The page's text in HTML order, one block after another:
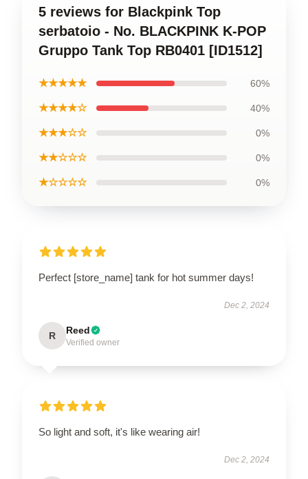
5 reviews for Blackpink Top
serbatoio - No. BLACKPINK K-POP
Gruppo Tank Top RB0401 [ID1512]
★★★★★ 60%
★★★★☆ 40%
★★★☆☆ 0%
★★☆☆☆ 0%
★☆☆☆☆ 0%
Perfect [store_name] tank for hot summer days!
Dec 2, 2024
R Reed
Verified owner
So light and soft, it's like wearing air!
Dec 2, 2024